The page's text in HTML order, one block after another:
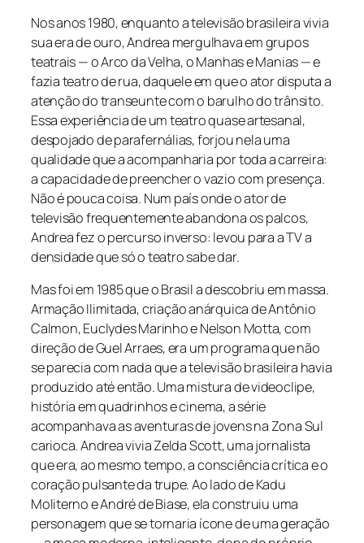
Nos anos 1980, enquanto a televisão brasileira vivia
sua era de ouro, Andrea mergulhava em grupos
teatrais — o Arco da Velha, o Manhas e Manias — e
fazia teatro de rua, daquele em que o ator disputa a
atenção do transeunte com o barulho do trânsito.
Essa experiência de um teatro quase artesanal,
despojado de parafernálias, forjou nela uma
qualidade que a acompanharia por toda a carreira:
a capacidade de preencher o vazio com presença.
Não é pouca coisa. Num país onde o ator de
televisão frequentemente abandona os palcos,
Andrea fez o percurso inverso: levou para a TV a
densidade que só o teatro sabe dar.
Mas foi em 1985 que o Brasil a descobriu em massa.
Armação Ilimitada, criação anárquica de Antônio
Calmon, Euclydes Marinho e Nelson Motta, com
direção de Guel Arraes, era um programa que não
se parecia com nada que a televisão brasileira havia
produzido até então. Uma mistura de videoclipe,
história em quadrinhos e cinema, a série
acompanhava as aventuras de jovens na Zona Sul
carioca. Andrea vivia Zelda Scott, uma jornalista
que era, ao mesmo tempo, a consciência crítica e o
coração pulsante da trupe. Ao lado de Kadu
Moliterno e André de Biase, ela construiu uma
personagem que se tornaria ícone de uma geração